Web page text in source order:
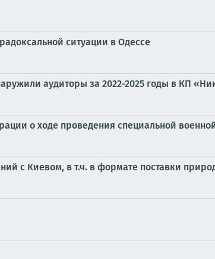
ситуации в Одессе
аудиторы за 2022-2025 годы в КП
о ходе проведения специальной
с Киевом, в т.ч. в формате поставки